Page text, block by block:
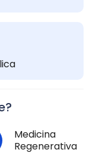
Medicina
Regenerativa